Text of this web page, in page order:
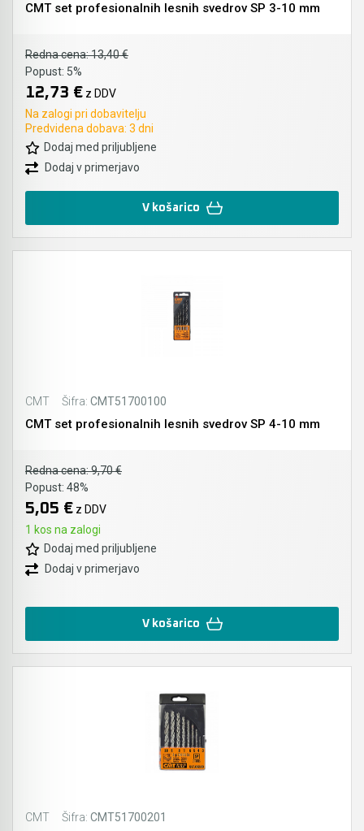
CMT set profesionalnih lesnih svedrov SP 3-10 mm
Redna cena:13,40 €
Popust: 5%
12,73 € z DDV
Na zalogi pri dobavitelju
Predvidena dobava: 3 dni
Dodaj med priljubljene
Dodaj v primerjavo
V košarico
CMT Šifra: CMT51700100
CMT set profesionalnih lesnih svedrov SP 4-10 mm
Redna cena:9,70 €
Popust: 48%
5,05 € z DDV
1 kos na zalogi
Dodaj med priljubljene
Dodaj v primerjavo
V košarico
CMT Šifra: CMT51700201